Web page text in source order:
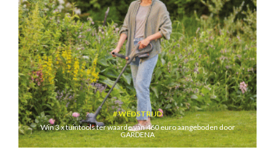
WEDSTRIJD
Win 3 x tuintools ter waarde van 460 euro aangeboden door
GARDENA